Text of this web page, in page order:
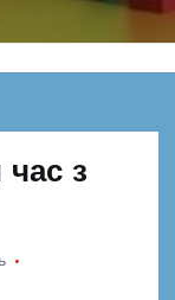
час з